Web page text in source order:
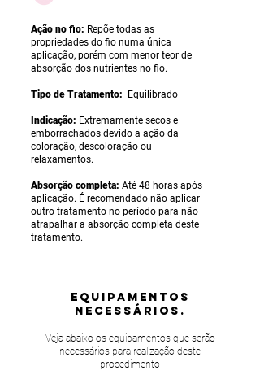
Ação no fio: Repõe todas as
propriedades do fio numa única
aplicação, porém com menor teor de
absorção dos nutrientes no fio.
Tipo de Tratamento: Equilibrado
Indicação: Extremamente secos e
emborrachados devido a ação da
coloração, descoloração ou
relaxamentos.
Absorção completa: Até 48 horas após
aplicação. É recomendado não aplicar
outro tratamento no período para não
atrapalhar a absorção completa deste
tratamento.
equipamentos
NECESSÁRIOS.
Veja abaixo os equipamentos que serão
necessários para realização deste
procedimento